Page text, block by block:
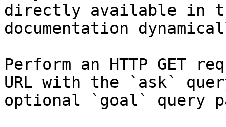
directly available in
documentation
Perform an HTTP GET
URL with the `ask`
optional `goal` query